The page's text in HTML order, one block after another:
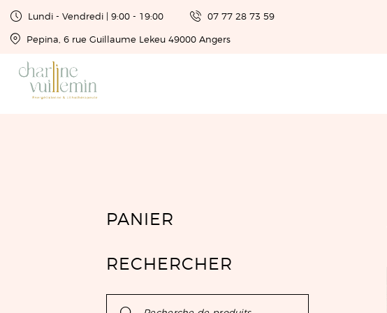
Lundi - Vendredi | 9:00 - 19:00 07 77 28 73 59
Pepina, 6 rue Guillaume Lekeu 49000 Angers
PANIER
RECHERCHER